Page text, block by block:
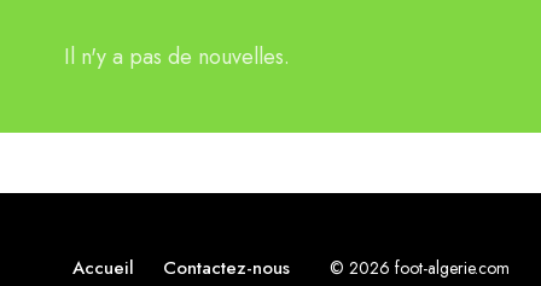
Il n'y a pas de nouvelles.
Accueil Contactez-nous © 2026 foot-algerie.com